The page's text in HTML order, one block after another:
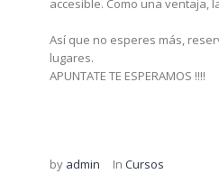
Así que no esperes más,
lugares.
APUNTATE TE ESPERAMOS !!!!
by admin In Cursos